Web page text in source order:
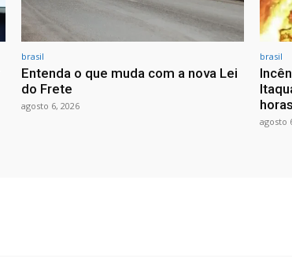
brasil
Entenda o que muda com a nova Lei
do Frete
agosto 6, 2026
brasil
horas
agosto